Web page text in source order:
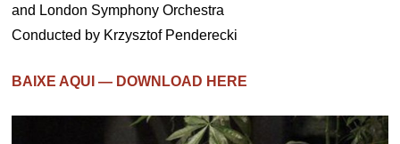
and London Symphony Orchestra
Conducted by Krzysztof Penderecki
BAIXE AQUI — DOWNLOAD HERE